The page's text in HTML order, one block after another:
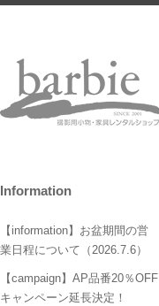
Information
【information】お盆期間の営
業日程について（2026.7.6）
【campaign】AP品番20％OFF
キャンペーン延長決定！